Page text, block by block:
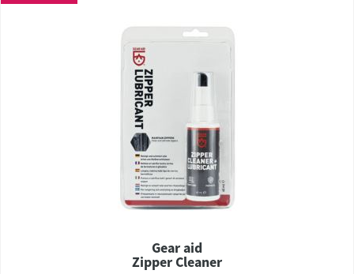
Gear aid
Zipper Cleaner